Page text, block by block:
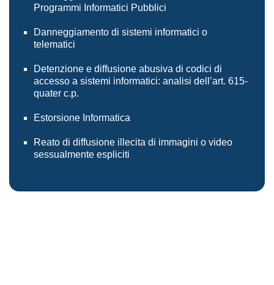
Programmi Informatici Pubblici
Danneggiamento di sistemi informatici o
telematici
Detenzione e diffusione abusiva di codici di
accesso a sistemi informatici: analisi dell’art. 615-
quater c.p.
Estorsione Informatica
Reato di diffusione illecita di immagini o video
sessualmente espliciti